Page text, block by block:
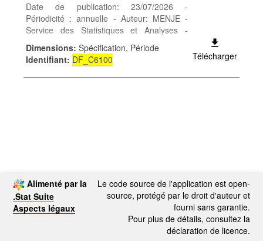
Date de publication: 23/07/2026 -
Périodicité : annuelle - Auteur: MENJE -
Service des Statistiques et Analyses -
Catégorie: Conditions sociales -
Enseignement et formation - Mots-clés:
enseignement et formation, éducation
précoce
Dimensions: Spécification, Période
Identifiant: DF_C6100 Télécharger
Alimenté par la
.Stat Suite
Aspects légaux
Le code source de l'application est open-
source, protégé par le droit d'auteur et
fourni sans garantie.
Pour plus de détails, consultez la
déclaration de licence.